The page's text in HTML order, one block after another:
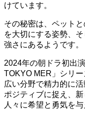
けています。
その秘密は、ペット
を大切にする姿勢、
強さにあるようです。
2024年の朝ドラ初出
TOKYO MER」シリ
広い分野で精力的に
ポジティブに捉え、
人々に希望と勇気を与